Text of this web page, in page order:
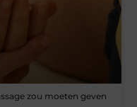
zou moeten geven